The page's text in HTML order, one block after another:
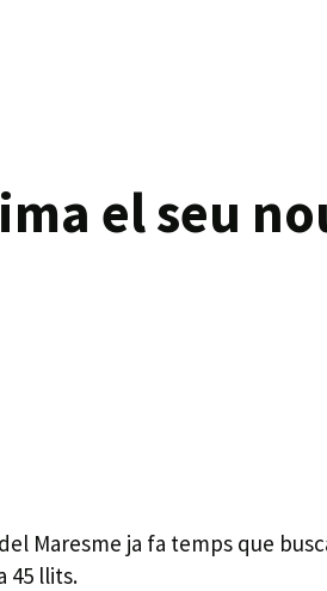
el seu
Maresme ja fa temps que
45 llits.